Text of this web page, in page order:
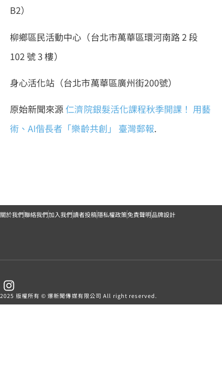
B2）
柳鄉區民活動中心（台北市萬華區環河南路 2 段
102 號 3 樓）
身心活化站（台北市萬華區廣州街200號）
原始新聞來源仁濟院銀髮活化課程秋季開課！ 用藝
術、AI偕長者「樂齡共創」
臺灣郵報.
關於我們聯絡我們加入我們讀者投稿隱私權政策免責聲明品牌設計
2025 版權所有 © 爆新聞傳媒有限公司 All right reserved.